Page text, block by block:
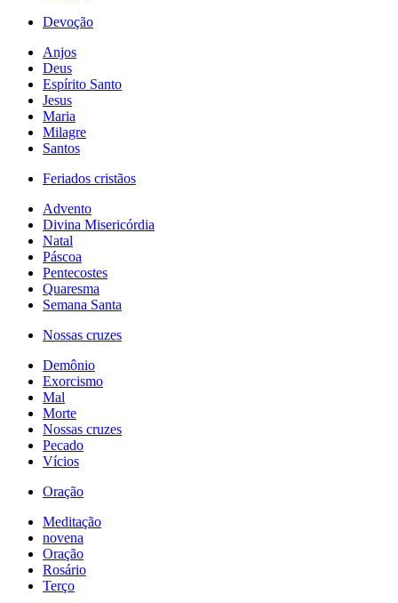
Devoção
Anjos
Deus
Espírito Santo
Jesus
Maria
Milagre
Santos
Feriados cristãos
Advento
Divina Misericórdia
Natal
Páscoa
Pentecostes
Quaresma
Semana Santa
Nossas cruzes
Demônio
Exorcismo
Mal
Morte
Nossas cruzes
Pecado
Vícios
Oração
Meditação
novena
Oração
Rosário
Terço